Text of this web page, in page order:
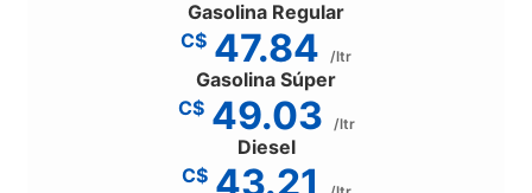
Gasolina Regular
C$ 47.84 /ltr
Gasolina Súper
C$ 49.03 /ltr
Diesel
C$ 43.21